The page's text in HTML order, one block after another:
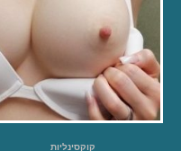
קוקסינליות